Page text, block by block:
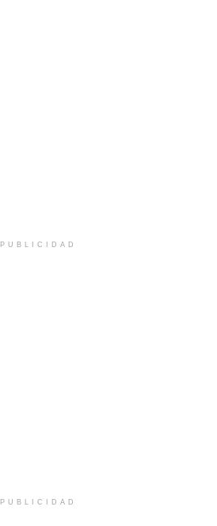
PUBLICIDAD
PUBLICIDAD